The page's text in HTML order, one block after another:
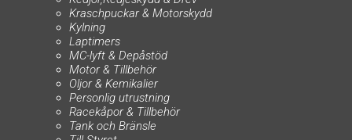
Kraschpuckar & Motorskydd
Kylning
Laptimers
MC-lyft & Depåstöd
Motor & Tillbehör
Oljor & Kemikalier
Personlig utrustning
Racekåpor & Tillbehör
Tank och Bränsle